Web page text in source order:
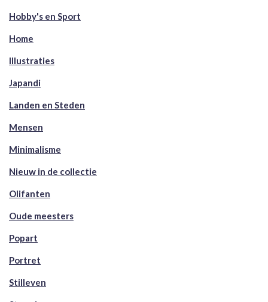
Hobby's en Sport
Home
Illustraties
Japandi
Landen en Steden
Mensen
Minimalisme
Nieuw in de collectie
Olifanten
Oude meesters
Popart
Portret
Stilleven